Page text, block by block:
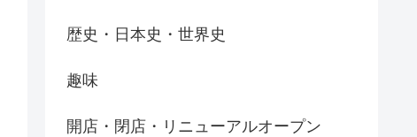
歴史・日本史・世界史
趣味
開店・閉店・リニューアルオープン